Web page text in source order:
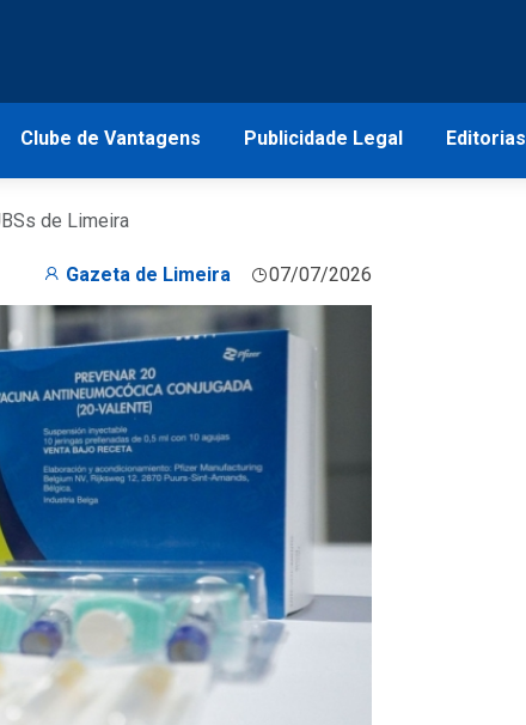
Clube de Vantagens Publicidade Legal Editorias
de Limeira
Gazeta de Limeira 07/07/2026